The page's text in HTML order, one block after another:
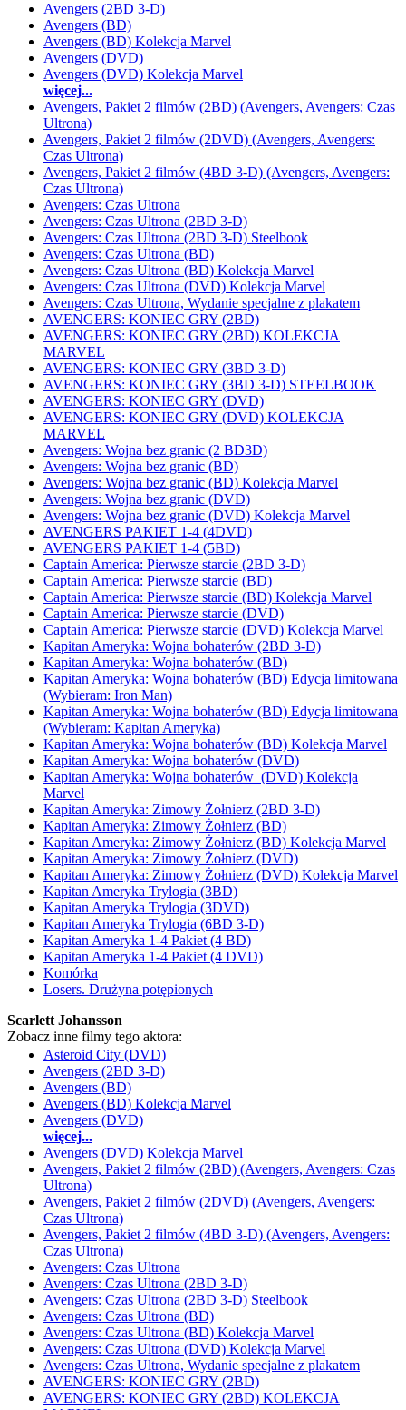
Avengers (2BD 3-D)
Avengers (BD)
Avengers (BD) Kolekcja Marvel
Avengers (DVD)
Avengers (DVD) Kolekcja Marvel
więcej...
Avengers, Pakiet 2 filmów (2BD) (Avengers, Avengers: Czas
Ultrona)
Avengers, Pakiet 2 filmów (2DVD) (Avengers, Avengers:
Czas Ultrona)
Avengers, Pakiet 2 filmów (4BD 3-D) (Avengers, Avengers:
Czas Ultrona)
Avengers: Czas Ultrona
Avengers: Czas Ultrona (2BD 3-D)
Avengers: Czas Ultrona (2BD 3-D) Steelbook
Avengers: Czas Ultrona (BD)
Avengers: Czas Ultrona (BD) Kolekcja Marvel
Avengers: Czas Ultrona (DVD) Kolekcja Marvel
Avengers: Czas Ultrona, Wydanie specjalne z plakatem
AVENGERS: KONIEC GRY (2BD)
AVENGERS: KONIEC GRY (2BD) KOLEKCJA
MARVEL
AVENGERS: KONIEC GRY (3BD 3-D)
AVENGERS: KONIEC GRY (3BD 3-D) STEELBOOK
AVENGERS: KONIEC GRY (DVD)
AVENGERS: KONIEC GRY (DVD) KOLEKCJA
MARVEL
Avengers: Wojna bez granic (2 BD3D)
Avengers: Wojna bez granic (BD)
Avengers: Wojna bez granic (BD) Kolekcja Marvel
Avengers: Wojna bez granic (DVD)
Avengers: Wojna bez granic (DVD) Kolekcja Marvel
AVENGERS PAKIET 1-4 (4DVD)
AVENGERS PAKIET 1-4 (5BD)
Captain America: Pierwsze starcie (2BD 3-D)
Captain America: Pierwsze starcie (BD)
Captain America: Pierwsze starcie (BD) Kolekcja Marvel
Captain America: Pierwsze starcie (DVD)
Captain America: Pierwsze starcie (DVD) Kolekcja Marvel
Kapitan Ameryka: Wojna bohaterów (2BD 3-D)
Kapitan Ameryka: Wojna bohaterów (BD)
Kapitan Ameryka: Wojna bohaterów (BD) Edycja limitowana
(Wybieram: Iron Man)
Kapitan Ameryka: Wojna bohaterów (BD) Edycja limitowana
(Wybieram: Kapitan Ameryka)
Kapitan Ameryka: Wojna bohaterów (BD) Kolekcja Marvel
Kapitan Ameryka: Wojna bohaterów (DVD)
Kapitan Ameryka: Wojna bohaterów (DVD) Kolekcja
Marvel
Kapitan Ameryka: Zimowy Żołnierz (2BD 3-D)
Kapitan Ameryka: Zimowy Żołnierz (BD)
Kapitan Ameryka: Zimowy Żołnierz (BD) Kolekcja Marvel
Kapitan Ameryka: Zimowy Żołnierz (DVD)
Kapitan Ameryka: Zimowy Żołnierz (DVD) Kolekcja Marvel
Kapitan Ameryka Trylogia (3BD)
Kapitan Ameryka Trylogia (3DVD)
Kapitan Ameryka Trylogia (6BD 3-D)
Kapitan Ameryka 1-4 Pakiet (4 BD)
Kapitan Ameryka 1-4 Pakiet (4 DVD)
Komórka
Losers. Drużyna potępionych
Scarlett Johansson
Zobacz inne filmy tego aktora:
Asteroid City (DVD)
Avengers (2BD 3-D)
Avengers (BD)
Avengers (BD) Kolekcja Marvel
Avengers (DVD)
więcej...
Avengers (DVD) Kolekcja Marvel
Avengers, Pakiet 2 filmów (2BD) (Avengers, Avengers: Czas
Ultrona)
Avengers, Pakiet 2 filmów (2DVD) (Avengers, Avengers:
Czas Ultrona)
Avengers, Pakiet 2 filmów (4BD 3-D) (Avengers, Avengers:
Czas Ultrona)
Avengers: Czas Ultrona
Avengers: Czas Ultrona (2BD 3-D)
Avengers: Czas Ultrona (2BD 3-D) Steelbook
Avengers: Czas Ultrona (BD)
Avengers: Czas Ultrona (BD) Kolekcja Marvel
Avengers: Czas Ultrona (DVD) Kolekcja Marvel
Avengers: Czas Ultrona, Wydanie specjalne z plakatem
AVENGERS: KONIEC GRY (2BD)
AVENGERS: KONIEC GRY (2BD) KOLEKCJA